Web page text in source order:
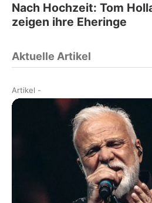
Nach Hochzeit: Tom
zeigen ihre Eheringe
Aktuelle Artikel
Artikel -